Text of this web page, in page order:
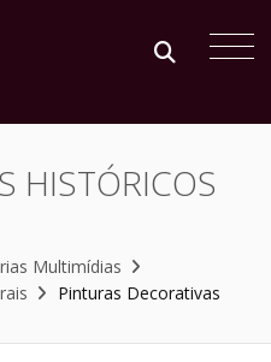
HISTÓRICOS
Multimídias
Pinturas Decorativas